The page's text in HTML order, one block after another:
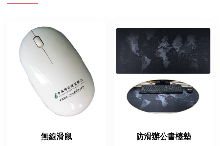
無線滑鼠 防滑辦公書檯墊